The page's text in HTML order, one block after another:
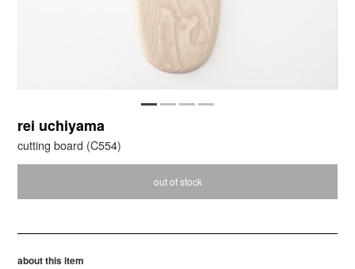
rei uchiyama
cutting board (C554)
out of stock
about this item